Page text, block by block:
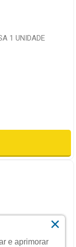
1 UNIDADE
90G
e aprimorar
×